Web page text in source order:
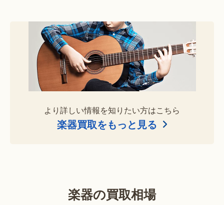
より詳しい情報を知りたい方はこちら
楽器買取をもっと見る
楽器の買取相場